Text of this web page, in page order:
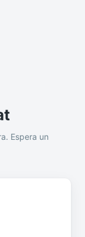
Espera un